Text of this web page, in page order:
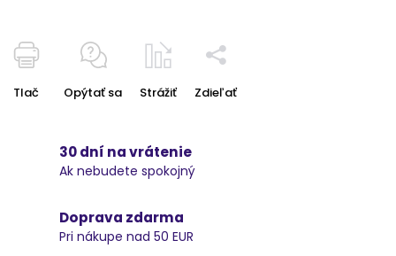
Tlač Opýtať sa Strážiť Zdieľať
30 dní na vrátenie
Ak nebudete spokojný
Doprava zdarma
Pri nákupe nad 50 EUR